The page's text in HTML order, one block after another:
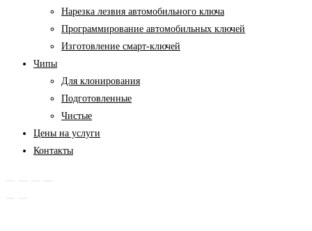
Нарезка лезвия автомобильного ключа
Программирование автомобильных ключей
Изготовление смарт-ключей
Чипы
Для клонирования
Подготовленные
Чистые
Цены на услуги
Контакты